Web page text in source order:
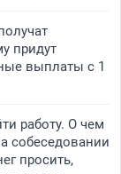
придут
выплаты с 1
работу. О чем
собеседовании
просить,